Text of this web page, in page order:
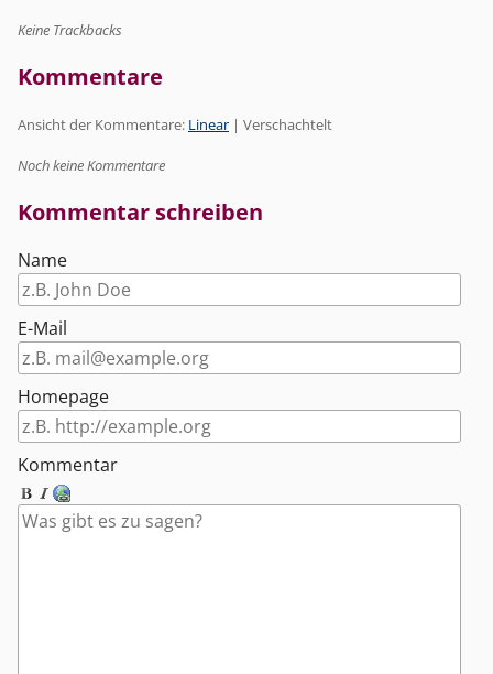
Keine Trackbacks
Kommentare
Ansicht der Kommentare: Linear | Verschachtelt
Noch keine Kommentare
Kommentar schreiben
Name
E-Mail
Homepage
Kommentar